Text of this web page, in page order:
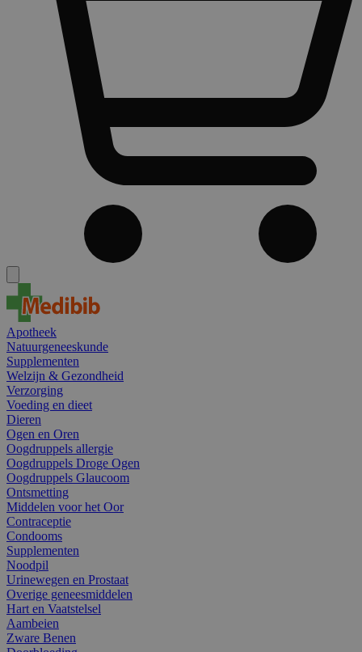
Apotheek
Natuurgeneeskunde
Supplementen
Welzijn & Gezondheid
Verzorging
Voeding en dieet
Dieren
Ogen en Oren
Oogdruppels allergie
Oogdruppels Droge Ogen
Oogdruppels Glaucoom
Ontsmetting
Middelen voor het Oor
Contraceptie
Condooms
Supplementen
Noodpil
Urinewegen en Prostaat
Overige geneesmiddelen
Hart en Vaatstelsel
Aambeien
Zware Benen